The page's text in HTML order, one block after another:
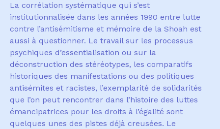
La corrélation systématique qui s’est
institutionnalisée dans les années 1990 entre lutte
contre l’antisémitisme et mémoire de la Shoah est
aussi à questionner. Le travail sur les processus
psychiques d’essentialisation ou sur la
déconstruction des stéréotypes, les comparatifs
historiques des manifestations ou des politiques
antisémites et racistes, l’exemplarité de solidarités
que l’on peut rencontrer dans l’histoire des luttes
émancipatrices pour les droits à l’égalité sont
quelques unes des pistes déjà creusées. Le